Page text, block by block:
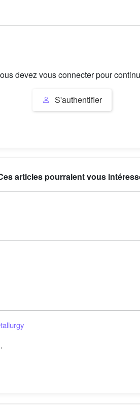
devez vous connecter pour
S'authentifier
articles pourraient vous